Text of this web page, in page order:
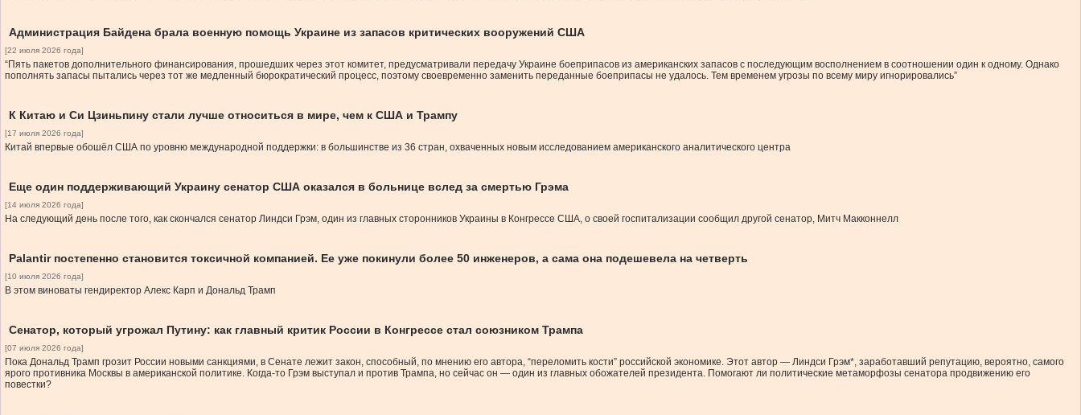
Администрация Байдена брала военную помощь Украине из запасов критических вооружений США
[22 июля 2026 года]
“Пять пакетов дополнительного финансирования, прошедших через этот комитет, предусматривали передачу Украине боеприпасов из американских запасов с последующим восполнением в соотношении один к одному. Однако
пополнять запасы пытались через тот же медленный бюрократический процесс, поэтому своевременно заменить переданные боеприпасы не удалось. Тем временем угрозы по всему миру игнорировались”
К Китаю и Си Цзиньпину стали лучше относиться в мире, чем к США и Трампу
[17 июля 2026 года]
Китай впервые обошёл США по уровню международной поддержки: в большинстве из 36 стран, охваченных новым исследованием американского аналитического центра
Еще один поддерживающий Украину сенатор США оказался в больнице вслед за смертью Грэма
[14 июля 2026 года]
На следующий день после того, как скончался сенатор Линдси Грэм, один из главных сторонников Украины в Конгрессе США, о своей госпитализации сообщил другой сенатор, Митч Макконнелл
Palantir постепенно становится токсичной компанией. Ее уже покинули более 50 инженеров, а сама она подешевела на четверть
[10 июля 2026 года]
В этом виноваты гендиректор Алекс Карп и Дональд Трамп
Сенатор, который угрожал Путину: как главный критик России в Конгрессе стал союзником Трампа
[07 июля 2026 года]
Пока Дональд Трамп грозит России новыми санкциями, в Сенате лежит закон, способный, по мнению его автора, “переломить кости” российской экономике. Этот автор — Линдси Грэм*, заработавший репутацию, вероятно, самого
ярого противника Москвы в американской политике. Когда-то Грэм выступал и против Трампа, но сейчас он — один из главных обожателей президента. Помогают ли политические метаморфозы сенатора продвижению его
повестки?